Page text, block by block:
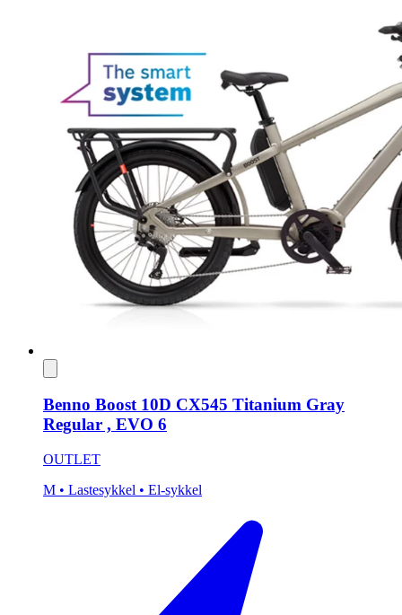
Benno Boost 10D CX545 Titanium Gray
Regular , EVO 6
OUTLET
M • Lastesykkel • El-sykkel